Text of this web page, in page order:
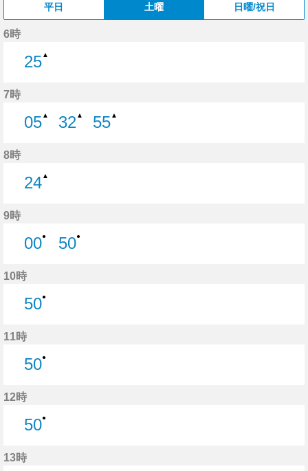
平日 土曜 日曜/祝日
6時
25▲
7時
05▲
32▲
55▲
8時
24▲
9時
00●
50●
10時
50●
11時
50●
12時
50●
13時